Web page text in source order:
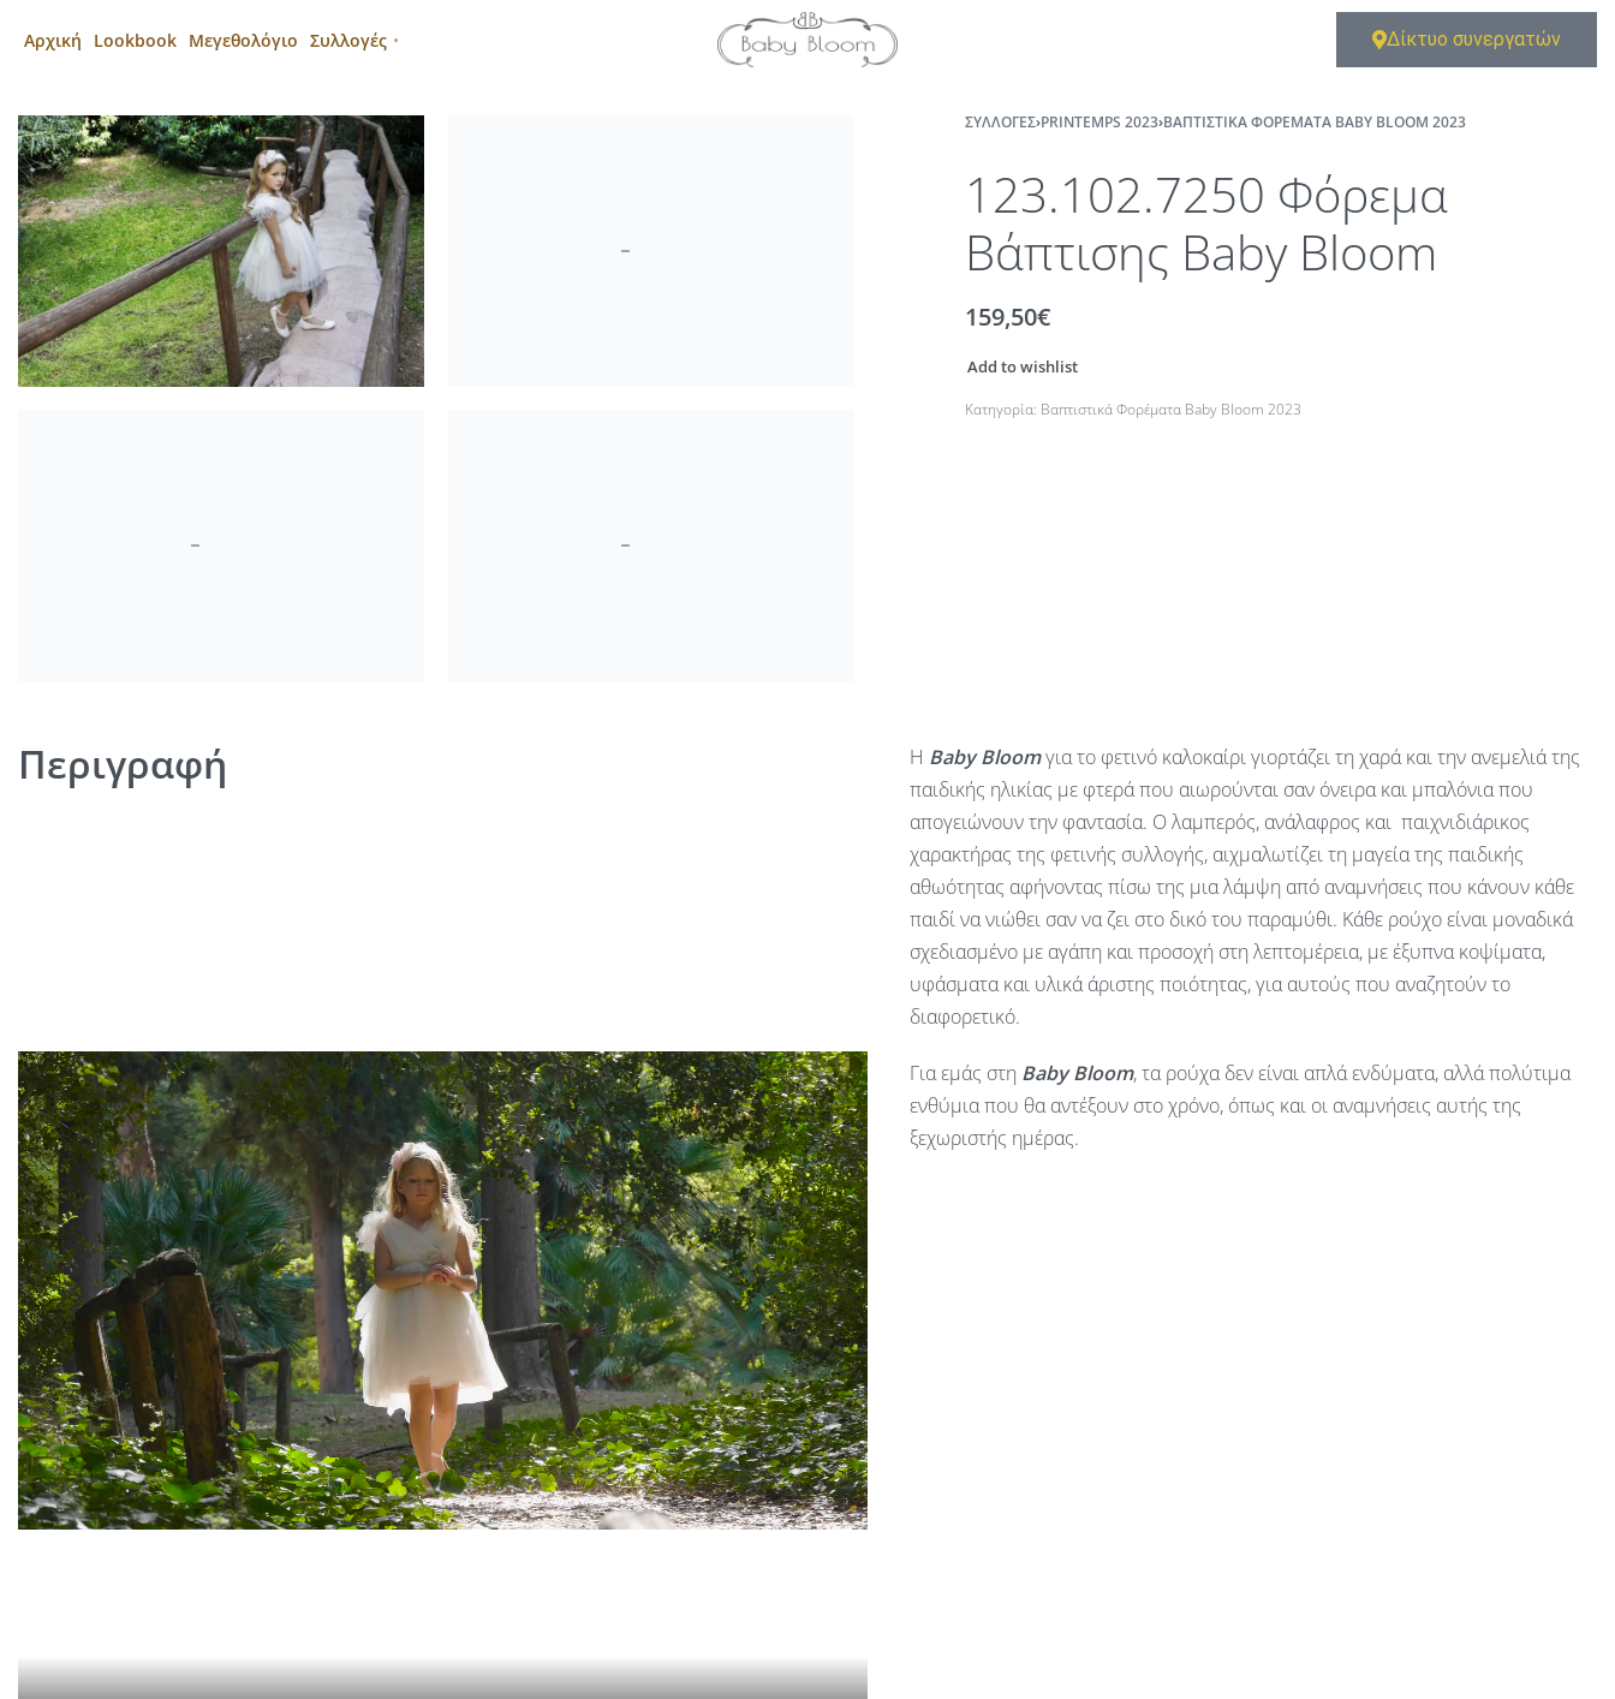
Αρχική Lookbook Μεγεθολόγιο Συλλογές Δίκτυο συνεργατών
ΣΥΛΛΟΓΈΣ›PRINTEMPS 2023›ΒΑΠΤΙΣΤΙΚΆ ΦΟΡΈΜΑΤΑ BABY BLOOM 2023
123.102.7250 Φόρεμα
Βάπτισης Baby Bloom
159,50€
Add to wishlist
Κατηγορία: Βαπτιστικά Φορέματα Baby Bloom 2023
Περιγραφή Η Baby Bloomγια το φετινό καλοκαίρι γιορτάζει τη χαρά και την ανεμελιά της
παιδικής ηλικίας με φτερά που αιωρούνται σαν όνειρα και μπαλόνια που
απογειώνουν την φαντασία. Ο λαμπερός, ανάλαφρος και παιχνιδιάρικος
χαρακτήρας της φετινής συλλογής, αιχμαλωτίζει τη μαγεία της παιδικής
αθωότητας αφήνοντας πίσω της μια λάμψη από αναμνήσεις που κάνουν κάθε
παιδί να νιώθει σαν να ζει στο δικό του παραμύθι. Κάθε ρούχο είναι μοναδικά
σχεδιασμένο με αγάπη και προσοχή στη λεπτομέρεια, με έξυπνα κοψίματα,
υφάσματα και υλικά άριστης ποιότητας, για αυτούς που αναζητούν το
διαφορετικό.
Για εμάς στη Baby Bloom, τα ρούχα δεν είναι απλά ενδύματα, αλλά πολύτιμα
ενθύμια που θα αντέξουν στο χρόνο, όπως και οι αναμνήσεις αυτής της
ξεχωριστής ημέρας.